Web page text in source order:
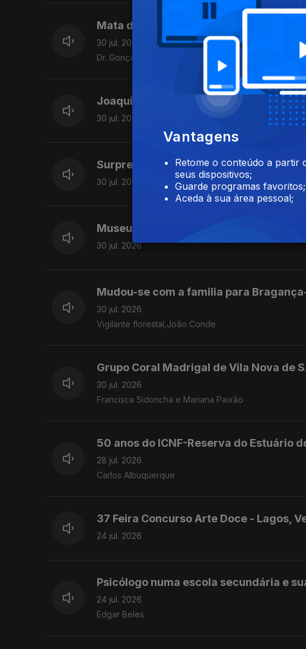
Mata do Bussaco, certificada Floresta
30 jul. 2026
Dr. Gonçalo Breda Marques
Joaquim Varanda - emigrante na Suécia
30 jul. 2026
Surpreendidos em viagem,Marcio e
30 jul. 2026
Museu da Chapelaria. S.João
30 jul. 2026
Mudou-se com a familia para
30 jul. 2026
Vigilante florestal,João Conde
Grupo Coral Madrigal de Vila Nova de
30 jul. 2026
Francisca Sidoncha e Mariana Paixão
50 anos do ICNF-Reserva do Estuário
28 jul. 2026
Carlos Albuquerque
37 Feira Concurso Arte Doce - Lagos,
24 jul. 2026
Psicólogo numa escola secundária e
24 jul. 2026
Edgar Beles
Vantagens
Retome o conteúdo a partir
seus dispositivos;
Guarde programas favoritos;
Aceda à sua área pessoal;